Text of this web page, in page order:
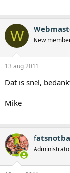
W New
13 aug 2011
Dat is snel,
Mike